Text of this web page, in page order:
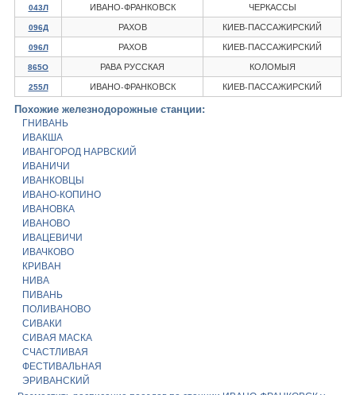
043Л ИВАНО-ФРАНКОВСК ЧЕРКАССЫ
096Д РАХОВ КИЕВ-ПАССАЖИРСКИЙ
096Л РАХОВ КИЕВ-ПАССАЖИРСКИЙ
865О РАВА РУССКАЯ КОЛОМЫЯ
255Л ИВАНО-ФРАНКОВСК КИЕВ-ПАССАЖИРСКИЙ
Похожие железнодорожные станции:
ГНИВАНЬ
ИВАКША
ИВАНГОРОД НАРВСКИЙ
ИВАНИЧИ
ИВАНКОВЦЫ
ИВАНО-КОПИНО
ИВАНОВКА
ИВАНОВО
ИВАЦЕВИЧИ
ИВАЧКОВО
КРИВАН
НИВА
ПИВАНЬ
ПОЛИВАНОВО
СИВАКИ
СИВАЯ МАСКА
СЧАСТЛИВАЯ
ФЕСТИВАЛЬНАЯ
ЭРИВАНСКИЙ